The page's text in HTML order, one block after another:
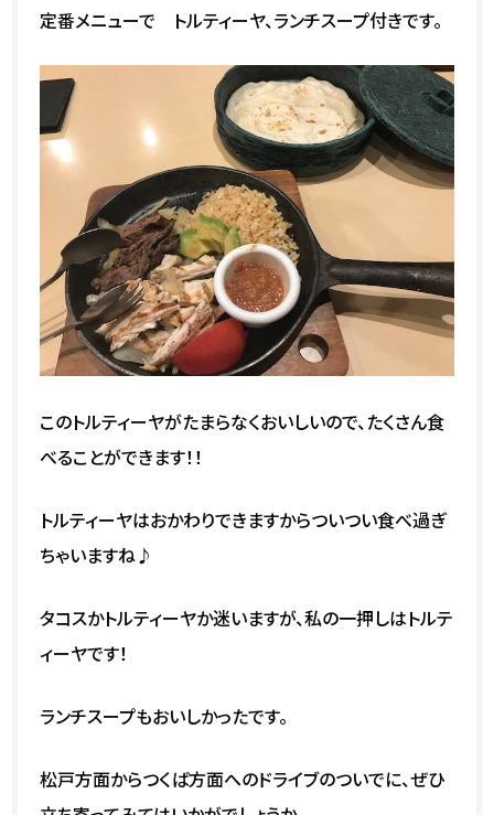
定番メニューで トルティーヤ、ランチスープ付きです。
このトルティーヤがたまらなくおいしいので、たくさん食
べることができます！！
トルティーヤはおかわりできますからついつい食べ過ぎ
ちゃいますね♪
タコスかトルティーヤか迷いますが、私の一押しはトルテ
ィーヤです！
ランチスープもおいしかったです。
松戸方面からつくば方面へのドライブのついでに、ぜひ